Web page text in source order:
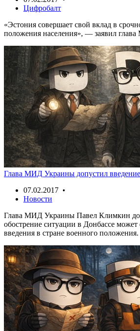
Цифробалт
«Эстония совершает свой вклад в
положения населения», — заявил
Глава МИД Украины допустил
07.02.2017 •
Новости
Глава МИД Украины Павел Климкин
обострение ситуации в Донбассе может
введения в стране военного положения.